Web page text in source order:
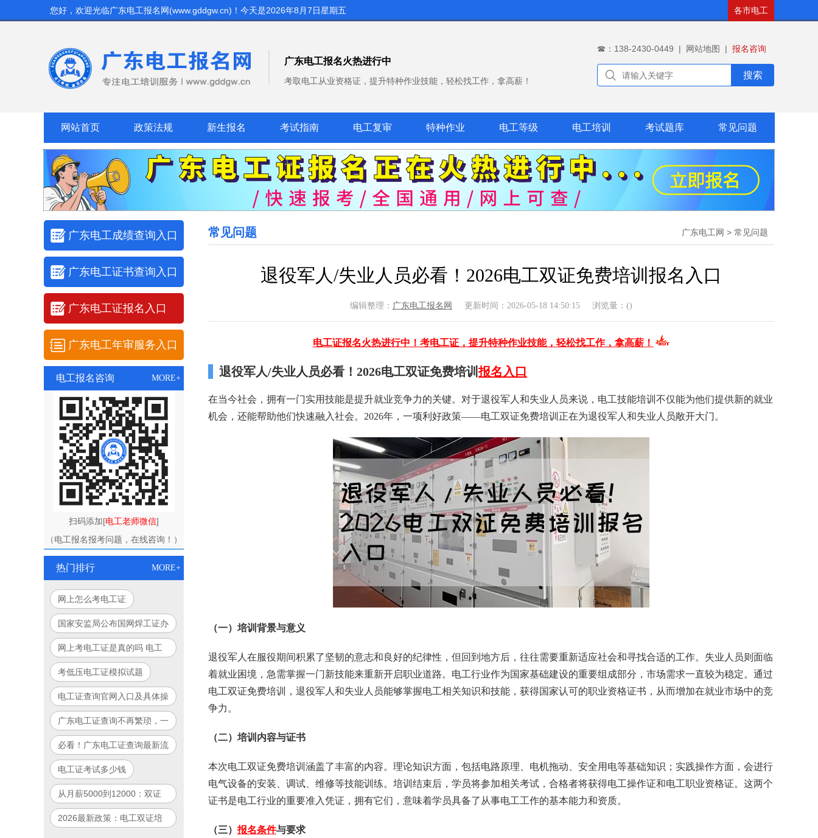
您好，欢迎光临广东电工报名网(www.gddgw.cn) ！今天是2026年8月7日星期五 各市电工
广东电工报名火热进行中
考取电工从业资格证，提升特种作业技能，轻松找工作，拿高薪！
☎：138-2430-0449 | 网站地图 | 报名咨询
搜索
网站首页 政策法规 新生报名 考试指南 电工复审 特种作业 电工等级 电工培训 考试题库 常见问题
广东电工成绩查询入口
广东电工证书查询入口
广东电工证报名入口
广东电工年审服务入口
电工报名咨询 MORE+
扫码添加[电工老师微信]
（电工报名报考问题，在线咨询！）
热门排行 MORE+
网上怎么考电工证
国家安监局公布国网焊工证办
理细则，行业标准正式出台
网上考电工证是真的吗 电工
证800块是真的假的
考低压电工证模拟试题
电工证查询官网入口及具体操
作步骤
广东电工证查询不再繁琐，一
键查询轻松搞定！
必看！广东电工证查询最新流
程详解！
电工证考试多少钱
从月薪5000到12000：双证
电工职业晋升路径全图解
2026最新政策：电工双证培
广东电工网 > 常见问题
常见问题
退役军人/失业人员必看！2026电工双证免费培训报名入口
编辑整理： 广东电工报名网 更新时间：2026-05-18 14:50:15 浏览量：()
电工证报名火热进行中！考电工证，提升特种作业技能，轻松找工作，拿高薪！
退役军人/失业人员必看！2026电工双证免费培训 报名入口
在当今社会，拥有一门实用技能是提升就业竞争力的关键。对于退役军人和失业人员来说，电工技能培训不仅能为他们提供新的就业
机会，还能帮助他们快速融入社会。2026年，一项利好政策——电工双证免费培训正在为退役军人和失业人员敞开大门。
（一）培训背景与意义
退役军人在服役期间积累了坚韧的意志和良好的纪律性，但回到地方后，往往需要重新适应社会和寻找合适的工作。失业人员则面临
着就业困境，急需掌握一门新技能来重新开启职业道路。电工行业作为国家基础建设的重要组成部分，市场需求一直较为稳定。通过
电工双证免费培训，退役军人和失业人员能够掌握电工相关知识和技能，获得国家认可的职业资格证书，从而增加在就业市场中的竞
争力。
（二）培训内容与证书
本次电工双证免费培训涵盖了丰富的内容。理论知识方面，包括电路原理、电机拖动、安全用电等基础知识；实践操作方面，会进行
电气设备的安装、调试、维修等技能训练。培训结束后，学员将参加相关考试，合格者将获得电工操作证和电工职业资格证。这两个
证书是电工行业的重要准入凭证，拥有它们，意味着学员具备了从事电工工作的基本能力和资质。
（三） 报名条件与要求